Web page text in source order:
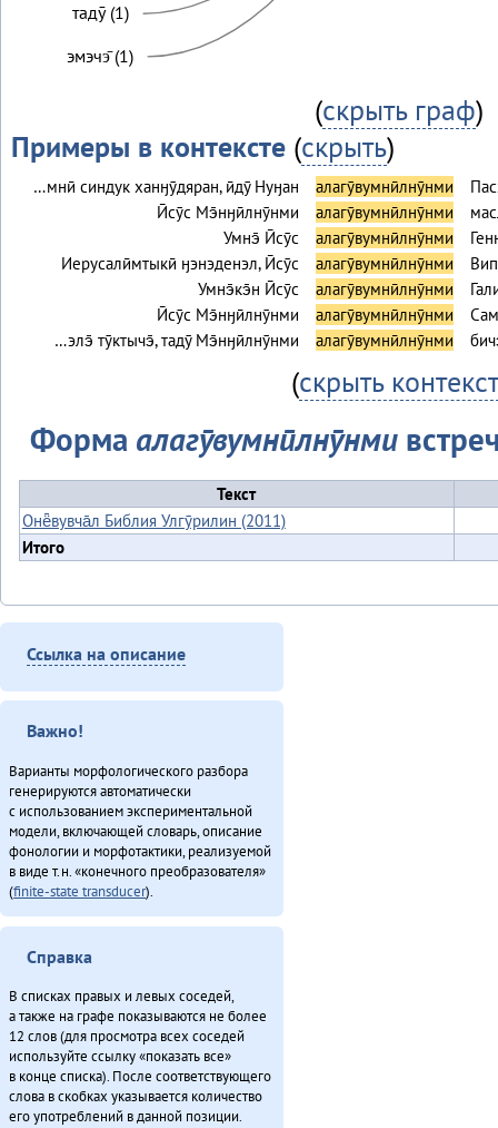
тадӯ (1)
эмэчэ̄ (1)
(скрыть граф)
Примеры в контексте(скрыть)
…мнӣ синдук ханӈӯдяран, ӣдӯ Нуӈан алагӯвумнӣлнӯнми
Ӣсӯс Мэ̄нӈӣлнӯнми
алагӯвумнӣлнӯнми
Умнэ̄ Ӣсӯс
алагӯвумнӣлнӯнми
Иерусалӣмтыкӣ ӈэнэденэл, Ӣсӯс
алагӯвумнӣлнӯнми
Умнэ̄кэ̄н Ӣсӯс
алагӯвумнӣлнӯнми
Ӣсӯс Мэ̄нӈӣлнӯнми
алагӯвумнӣлнӯнми
…элэ̄ тӯктычэ̄, тадӯ Мэ̄нӈӣлнӯнми
алагӯвумнӣлнӯнми
(скрыть контекст
Форма алагӯвумнӣлнӯнми
Текст
Онё̄вувча̄л Библия Улгӯрилин (2011)
Итого
Ссылка на описание
Важно!
Варианты морфологического разбора
генерируются автоматически
с использованием экспериментальной
модели, включающей словарь, описание
фонологии и морфотактики, реализуемой
в виде т.н. «конечного преобразователя»
(finite-state transducer).
Справка
В списках правых и левых соседей,
а также на графе показываются не более
12 слов (для просмотра всех соседей
используйте ссылку «показать все»
в конце списка). После соответствующего
слова в скобках указывается количество
его употреблений в данной позиции.